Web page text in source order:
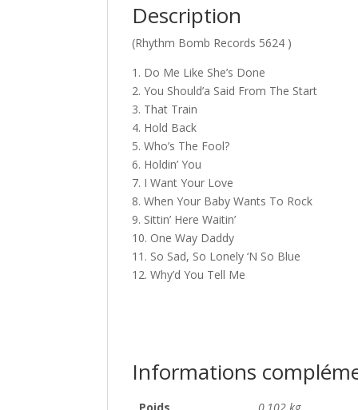
Description
(Rhythm Bomb Records 5624 )
1. Do Me Like She’s Done
2. You Should’a Said From The Start
3. That Train
4. Hold Back
5. Who’s The Fool?
6. Holdin’ You
7. I Want Your Love
8. When Your Baby Wants To Rock
9. Sittin’ Here Waitin’
10. One Way Daddy
11. So Sad, So Lonely ‘N So Blue
12. Why’d You Tell Me
Informations